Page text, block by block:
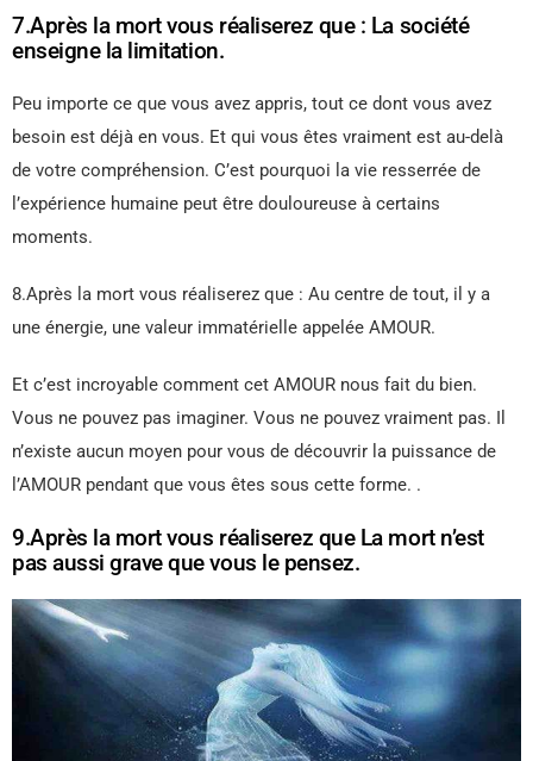
7.Après la mort vous réaliserez que : La société
enseigne la limitation.
Peu importe ce que vous avez appris, tout ce dont vous avez
besoin est déjà en vous. Et qui vous êtes vraiment est au-delà
de votre compréhension. C’est pourquoi la vie resserrée de
l’expérience humaine peut être douloureuse à certains
moments.
8.Après la mort vous réaliserez que : Au centre de tout, il y a
une énergie, une valeur immatérielle appelée AMOUR.
Et c’est incroyable comment cet AMOUR nous fait du bien.
Vous ne pouvez pas imaginer. Vous ne pouvez vraiment pas. Il
n’existe aucun moyen pour vous de découvrir la puissance de
l’AMOUR pendant que vous êtes sous cette forme. .
9.Après la mort vous réaliserez que La mort n’est
pas aussi grave que vous le pensez.